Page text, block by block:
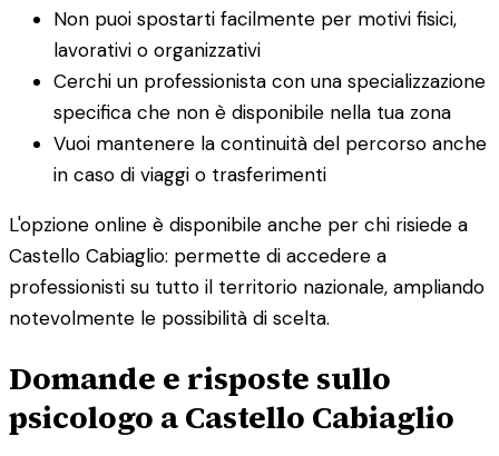
Non puoi spostarti facilmente per motivi fisici,
lavorativi o organizzativi
Cerchi un professionista con una specializzazione
specifica che non è disponibile nella tua zona
Vuoi mantenere la continuità del percorso anche
in caso di viaggi o trasferimenti
L'opzione online è disponibile anche per chi risiede a
Castello Cabiaglio: permette di accedere a
professionisti su tutto il territorio nazionale, ampliando
notevolmente le possibilità di scelta.
Domande e risposte sullo
psicologo a Castello Cabiaglio